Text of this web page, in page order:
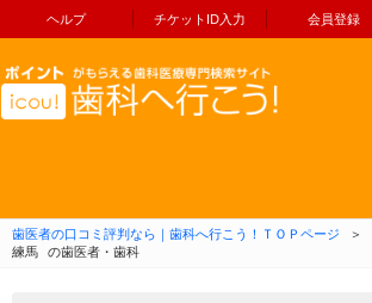
ヘルプ チケットID入力 会員登録
コンテンツへ
歯医者の口コミ評判なら｜歯科へ行こう！ＴＯＰページ ＞
練馬
の歯医者・歯科